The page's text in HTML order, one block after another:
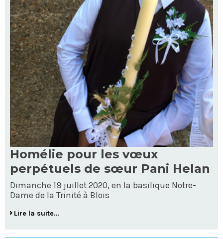
Homélie pour les vœux
perpétuels de sœur Pani Helan
Dimanche 19 juillet 2020, en la basilique Notre-
Dame de la Trinité à Blois
Lire la suite…